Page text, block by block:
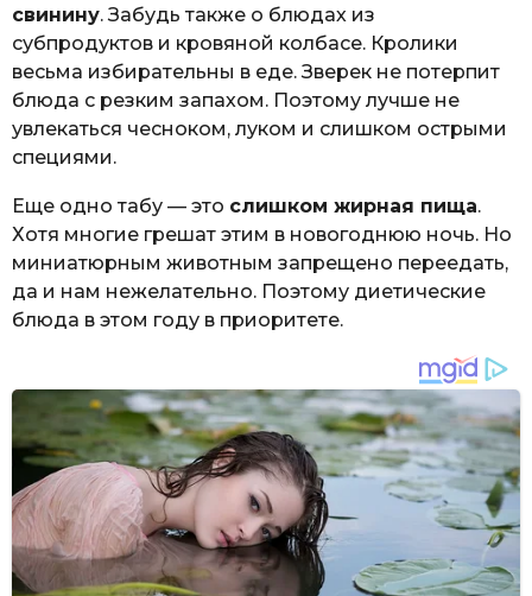
свинину. Забудь также о блюдах из
субпродуктов и кровяной колбасе. Кролики
весьма избирательны в еде. Зверек не потерпит
блюда с резким запахом. Поэтому лучше не
увлекаться чесноком, луком и слишком острыми
специями.
Еще одно табу — это слишком жирная пища.
Хотя многие грешат этим в новогоднюю ночь. Но
миниатюрным животным запрещено переедать,
да и нам нежелательно. Поэтому диетические
блюда в этом году в приоритете.